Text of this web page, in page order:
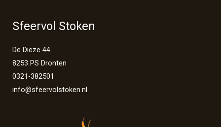
Sfeervol Stoken
De Dieze 44
8253 PS Dronten
0321-382501
info@sfeervolstoken.nl